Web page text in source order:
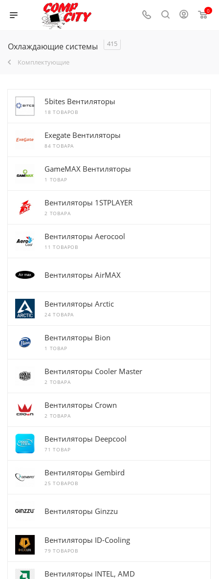
0
Охлаждающие системы 415
Комплектующие
5bites Вентиляторы
18 ТОВАРОВ
Exegate Вентиляторы
84 ТОВАРА
GameMAX Вентиляторы
1 ТОВАР
Вентиляторы 1STPLAYER
2 ТОВАРА
Вентиляторы Aerocool
11 ТОВАРОВ
Вентиляторы AirMAX
Вентиляторы Arctic
24 ТОВАРА
Вентиляторы Bion
1 ТОВАР
Вентиляторы Cooler Master
2 ТОВАРА
Вентиляторы Crown
2 ТОВАРА
Вентиляторы Deepcool
71 ТОВАР
Вентиляторы Gembird
25 ТОВАРОВ
Вентиляторы Ginzzu
Вентиляторы ID-Cooling
79 ТОВАРОВ
Вентиляторы INTEL, AMD